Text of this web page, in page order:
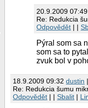
20.9.2009 07:49
Re: Redukcia
Odpovědět | |
Pýral som sa
som sa to
zvuk bol v
18.9.2009 09:32dustin
Re: Redukcia šumu
Odpovědět | |Sbalit |